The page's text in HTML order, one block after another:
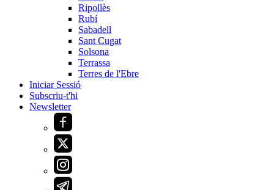
Ripollès
Rubí
Sabadell
Sant Cugat
Solsona
Terrassa
Terres de l'Ebre
Iniciar Sessió
Subscriu-t'hi
Newsletter